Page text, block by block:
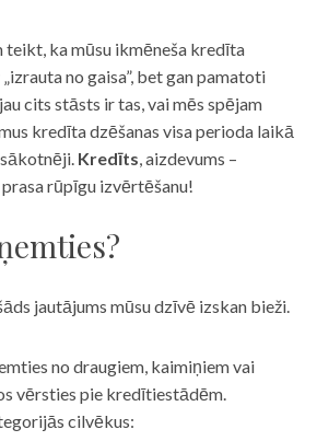
teikt, ka mūsu ikmēneša kredīta
no gaisa”, bet gan pamatoti
cits stāsts ir tas, vai mēs spējam
kredīta dzēšanas visa perioda laikā
Kredīts, aizdevums –
rūpīgu izvērtēšanu!
jautājums mūsu dzīvē izskan bieži.
no draugiem, kaimiņiem vai
vērsties pie kredītiestādēm.
cilvēkus: